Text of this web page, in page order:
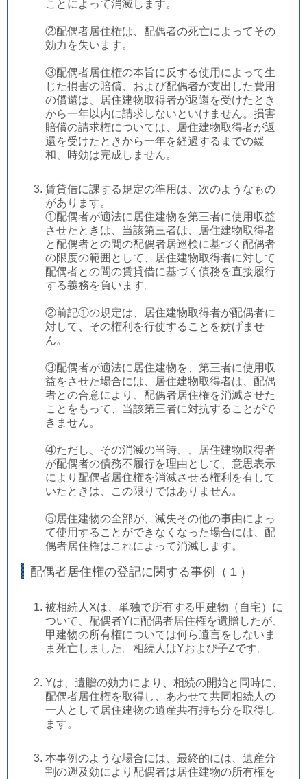
ことによって消滅します。
②配偶者居住権は、配偶者の死亡によってその
効力を失います。
③配偶者居住権の本旨に反する使用によって生
じた損害の賠償、および配偶者が支出した費用
の償還は、居住建物取得者が返還を受けたとき
から一年以内に請求しないといけません。損害
賠償の請求権については、居住建物取得者が返
還を受けたときから一年を経過するまでの緩
和、時効は完成しません。
賃貸借に課する規定の準用は、次のようなもの
があります。
①配偶者が適法に居住建物を第三者に使用収益
させたときは、当該第三者は、居住建物取得者
と配偶者との間の配偶者居巡検に基づく配偶者
の限度の範囲として、居住建物取得者に対して
配偶者との間の賃貸借に基づく債務を直接履行
する義務を負います。
②前記①の規定は、居住建物取得者が配偶者に
対して、その権利を行使することを妨げませ
ん。
③配偶者が適法に居住建物を、第三者に使用収
益をさせた場合には、居住建物取得者は、配偶
者との合意により、配偶者居住権を消滅させた
ことをもって、当該第三者に対抗することがで
きません。
④ただし、その消滅の当時、、居住建物取得者
が配偶者の債務不履行を理由として、意思表示
により配偶者居住権を消滅させる権利を有して
いたときは、この限りではありません。
⑤居住建物の全部が、滅失その他の事由によっ
て使用することができなくなった場合には、配
偶者居住権はこれによって消滅します。
配偶者居住権の登記に関する事例（１）
被相続人Xは、単独で所有する甲建物（自宅）に
ついて、配偶者Yに配偶者居住権を遺贈したが、
甲建物の所有権については何ら遺言をしないま
ま死亡しました。相続人はYおよび子Zです。
Yは、遺贈の効力により、相続の開始と同時に、
配偶者居住権を取得し、あわせて共同相続人の
一人として居住建物の遺産共有持ち分を取得し
ます。
本事例のような場合には、最終的には、遺産分
割の遡及効により配偶者は居住建物の所有権を